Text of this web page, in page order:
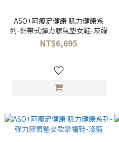
ASO+阿瘦足健康 肌力健康系
列-黏帶式彈力膠氣墊女鞋-灰綠
NT$6,695